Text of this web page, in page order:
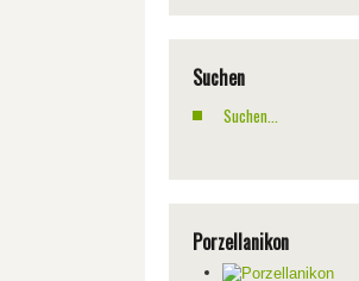
Suchen
Porzellanikon